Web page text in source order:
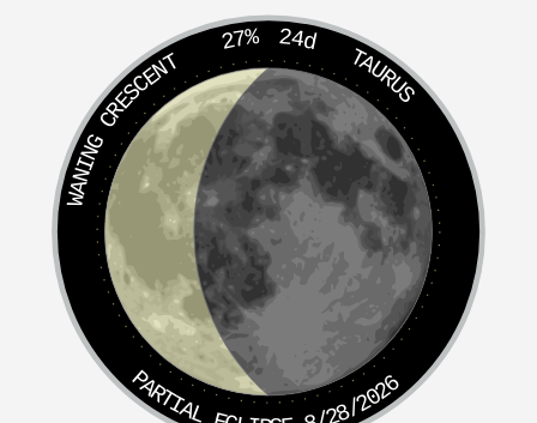
下，只教：“休走了闻太师！”太师大怒，催骑杀下山来，及
至山下，一军一卒俱无。太师喘息不定，方欲算卜，又见山
顶上大炮响，子牙与武王拍手大笑而言曰：“闻太师今日之
败，把数十年英雄尽丧於此，有何面目再返朝歌？”闻太师
厉声大骂：“姬发匹夫，焉敢如此？”纵骑复杀上山来，将至
半山凹里，猛然飞起雷震子，好凶恶，怎见得？有诗为证：
“两翅飞腾起怪风，发红脸靛势如熊；终南授神仙术，辅佐
姬周立大功。”
闻太师只顾山上，未防山凹里，飞起雷震子一棍，照闻太师
打来。太师措手不及，叫声不好，将身一闪，让个空；不料
那金棍中黑麒麟後跨上，打得此兽竟为两段，太师跌下地
来，随驾土遁去了。辛环大呼曰：“雷震子不要走！吾来
27% 24d
TAURUS
WANING CRESCENT
PARTIAL ECLIPSE 8/28/2026